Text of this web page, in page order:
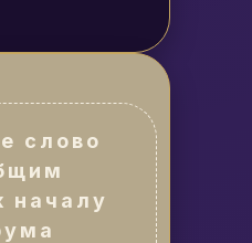
слово
началу